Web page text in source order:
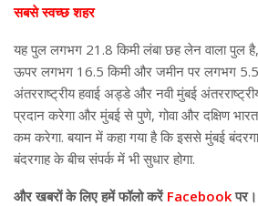
सबसे स्वच्छ शहर
यह पुल लगभग 21.8 किमी लंबा छह लेन वाला पुल
ऊपर लगभग 16.5 किमी और जमीन पर लगभग 5.5
अंतरराष्ट्रीय हवाई अड्डे और नवी मुंबई
प्रदान करेगा और मुंबई से पुणे, गोवा और दक्षिण
कम करेगा. बयान में कहा गया है कि इससे मुंबई
बंदरगाह के बीच संपर्क में भी सुधार होगा.
औरखबरों के लिए हमें फॉलो करेंFacebookपर।